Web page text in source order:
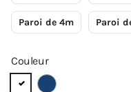
Paroi de 4m Paroi
Couleur